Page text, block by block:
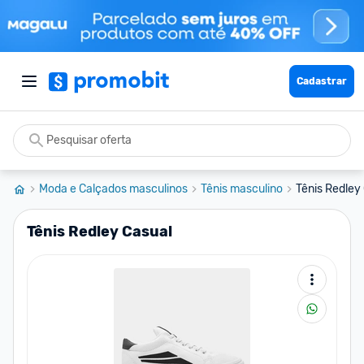
Cadastrar
Moda e Calçados masculinos Tênis masculino Tênis Redley
Tênis Redley Casual